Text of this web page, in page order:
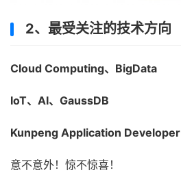
2、最受关注的技术方向
Cloud Computing、BigData
IoT、AI、GaussDB
Kunpeng Application Developer
意不意外！惊不惊喜！